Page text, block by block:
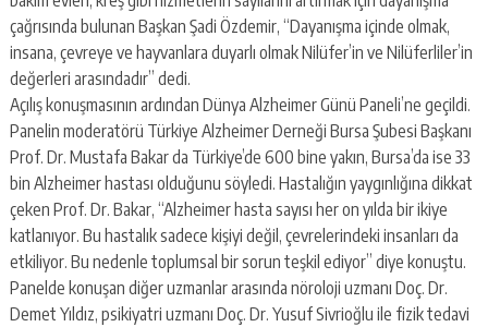
çağrısında bulunan Başkan Şadi Özdemir, “Dayanışma içinde olmak,
insana, çevreye ve hayvanlara duyarlı olmak Nilüfer’in ve Nilüferliler’in
değerleri arasındadır” dedi.
Açılış konuşmasının ardından Dünya Alzheimer Günü Paneli’ne geçildi.
Panelin moderatörü Türkiye Alzheimer Derneği Bursa Şubesi Başkanı
Prof. Dr. Mustafa Bakar da Türkiye’de 600 bine yakın, Bursa’da ise 33
bin Alzheimer hastası olduğunu söyledi. Hastalığın yaygınlığına dikkat
çeken Prof. Dr. Bakar, “Alzheimer hasta sayısı her on yılda bir ikiye
katlanıyor. Bu hastalık sadece kişiyi değil, çevrelerindeki insanları da
etkiliyor. Bu nedenle toplumsal bir sorun teşkil ediyor” diye konuştu.
Panelde konuşan diğer uzmanlar arasında nöroloji uzmanı Doç. Dr.
Demet Yıldız, psikiyatri uzmanı Doç. Dr. Yusuf Sivrioğlu ile fizik tedavi